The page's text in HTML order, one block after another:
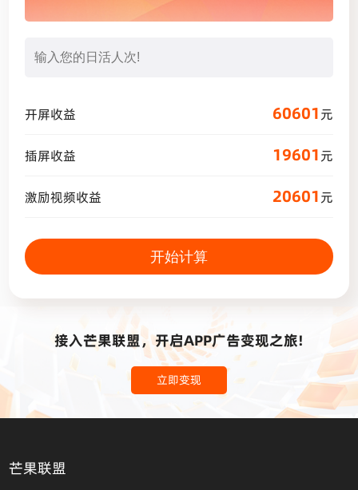
开屏收益 60601元
插屏收益 19601元
激励视频收益 20601元
开始计算
接入芒果联盟，开启APP广告变现之旅!
立即变现
芒果联盟